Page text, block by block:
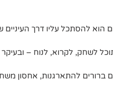
להסתכל עליו דרך העיניים
לשחק, לקרוא, לנוח –
ברורים להתארגנות, אחסון